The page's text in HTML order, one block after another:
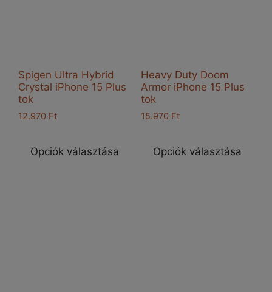
Spigen Ultra Hybrid
Crystal iPhone 15 Plus
tok
12.970 Ft
Opciók választása
Heavy Duty Doom
Armor iPhone 15 Plus
tok
15.970 Ft
Opciók választása